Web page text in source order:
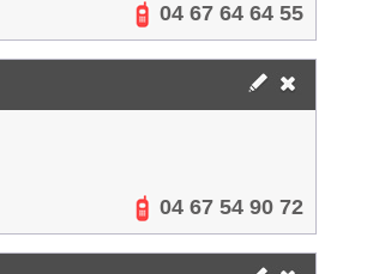
04 67 64 64 55
04 67 54 90 72